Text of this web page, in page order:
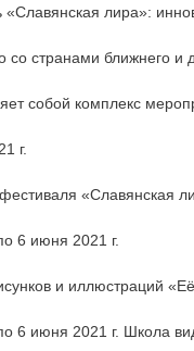
«Славянская лира»:
со странами ближнего и
собой комплекс
г.
«Славянская
6 июня 2021 г.
и иллюстраций
6 июня 2021 г. Школа